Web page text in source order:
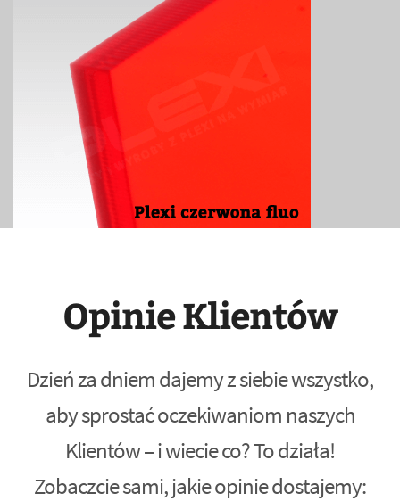
Opinie Klientów
Dzień za dniem dajemy z siebie wszystko,
aby sprostać oczekiwaniom naszych
Klientów – i wiecie co? To działa!
Zobaczcie sami, jakie opinie dostajemy: